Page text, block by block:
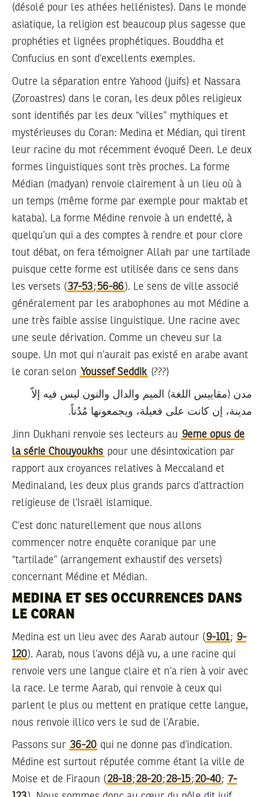
(désolé pour les athées hellénistes). Dans le monde
asiatique, la religion est beaucoup plus sagesse que
prophéties et lignées prophétiques. Bouddha et
Confucius en sont d’excellents exemples.
Outre la séparation entre Yahood (juifs) et Nassara
(Zoroastres) dans le coran, les deux pôles religieux
sont identifiés par les deux “villes” mythiques et
mystérieuses du Coran: Medina et Médian, qui tirent
leur racine du mot récemment évoqué Deen. Le deux
formes linguistiques sont très proches. La forme
Médian (madyan) renvoie clairement à un lieu où à
un temps (même forme par exemple pour maktab et
kataba). La forme Médine renvoie à un endetté, à
quelqu’un qui a des comptes à rendre et pour clore
tout débat, on fera témoigner Allah par une tartilade
puisque cette forme est utilisée dans ce sens dans
les versets (37-53;56-86). Le sens de ville associé
généralement par les arabophones au mot Médine a
une très faible assise linguistique. Une racine avec
une seule dérivation. Comme un cheveu sur la
soupe. Un mot qui n’aurait pas existé en arabe avant
le coran selon Youssef Seddik (???)
مدن (مقاييس اللغة) الميم والدال والنون ليس فيه إلاّ
مدينة، إن كانت على فعيلة، ويجمعونها مُدُناً.
Jinn Dukhani renvoie ses lecteurs au 9eme opus de
la série Chouyoukhs pour une désintoxication par
rapport aux croyances relatives à Meccaland et
Medinaland, les deux plus grands parcs d’attraction
religieuse de l’Israël islamique.
C’est donc naturellement que nous allons
commencer notre enquête coranique par une
“tartilade” (arrangement exhaustif des versets)
concernant Médine et Médian.
MEDINA ET SES OCCURRENCES DANS
LE CORAN
Medina est un lieu avec des Aarab autour ( 9-101; 9-
120). Aarab, nous l’avons déjà vu, a une racine qui
renvoie vers une langue claire et n’a rien à voir avec
la race. Le terme Aarab, qui renvoie à ceux qui
parlent le plus ou mettent en pratique cette langue,
nous renvoie illico vers le sud de l’Arabie.
Passons sur 36-20 qui ne donne pas d’indication.
Médine est surtout réputée comme étant la ville de
Moise et de Firaoun (28-18;28-20;28-15;20-40; 7-